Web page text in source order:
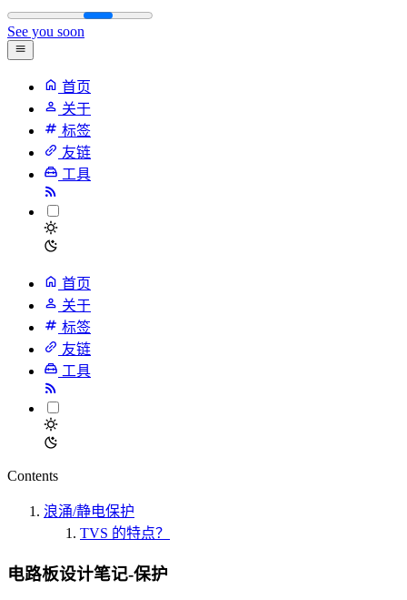
See you soon
首页
关于
标签
友链
工具
首页
关于
标签
友链
工具
Contents
浪涌/静电保护
TVS 的特点？
电路板设计笔记-保护